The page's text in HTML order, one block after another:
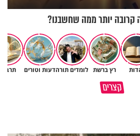
יותר ממה שחשבנו?
רץ ברשת לומדים תורהדעות וטורים
קצרים
גם ׳הרע׳ זה הרחמים של בורא